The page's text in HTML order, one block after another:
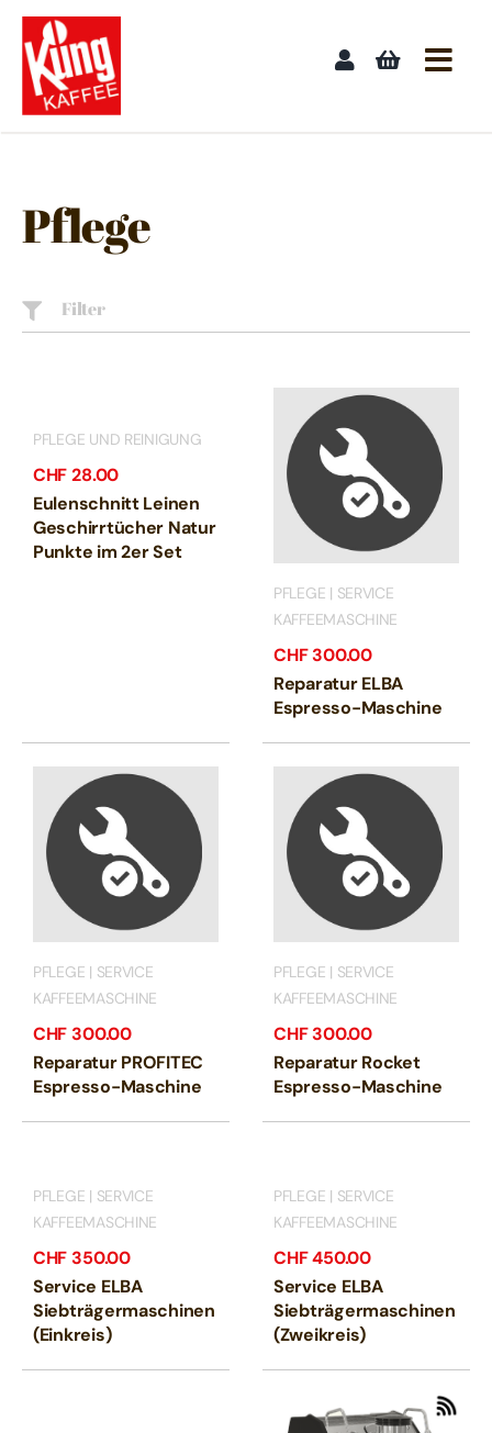
Skip
content
Pflege
Filter
PFLEGE UND REINIGUNG
CHF 28.00
Eulenschnitt Leinen
Geschirrtücher Natur
Punkte im 2er Set
PFLEGE | SERVICE
KAFFEEMASCHINE
CHF300.00
Reparatur ELBA
Espresso-Maschine
PFLEGE | SERVICE
KAFFEEMASCHINE
CHF 300.00
Reparatur PROFITEC
Espresso-Maschine
PFLEGE | SERVICE
KAFFEEMASCHINE
CHF300.00
Reparatur Rocket
Espresso-Maschine
PFLEGE | SERVICE
KAFFEEMASCHINE
CHF 350.00
Service ELBA
Siebträgermaschinen
(Einkreis)
PFLEGE | SERVICE
KAFFEEMASCHINE
CHF450.00
Service ELBA
Siebträgermaschinen
(Zweikreis)